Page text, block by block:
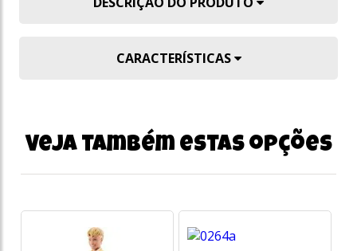
CARACTERÍSTICAS
Veja também estas opções